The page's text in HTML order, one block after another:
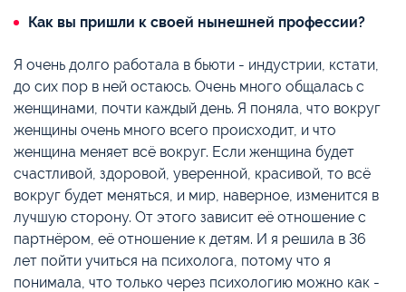
Как вы пришли к своей нынешней профессии?
Я очень долго работала в бьюти - индустрии, кстати,
до сих пор в ней остаюсь. Очень много общалась с
женщинами, почти каждый день. Я поняла, что вокруг
женщины очень много всего происходит, и что
женщина меняет всё вокруг. Если женщина будет
счастливой, здоровой, уверенной, красивой, то всё
вокруг будет меняться, и мир, наверное, изменится в
лучшую сторону. От этого зависит её отношение с
партнёром, её отношение к детям. И я решила в 36
лет пойти учиться на психолога, потому что я
понимала, что только через психологию можно как -